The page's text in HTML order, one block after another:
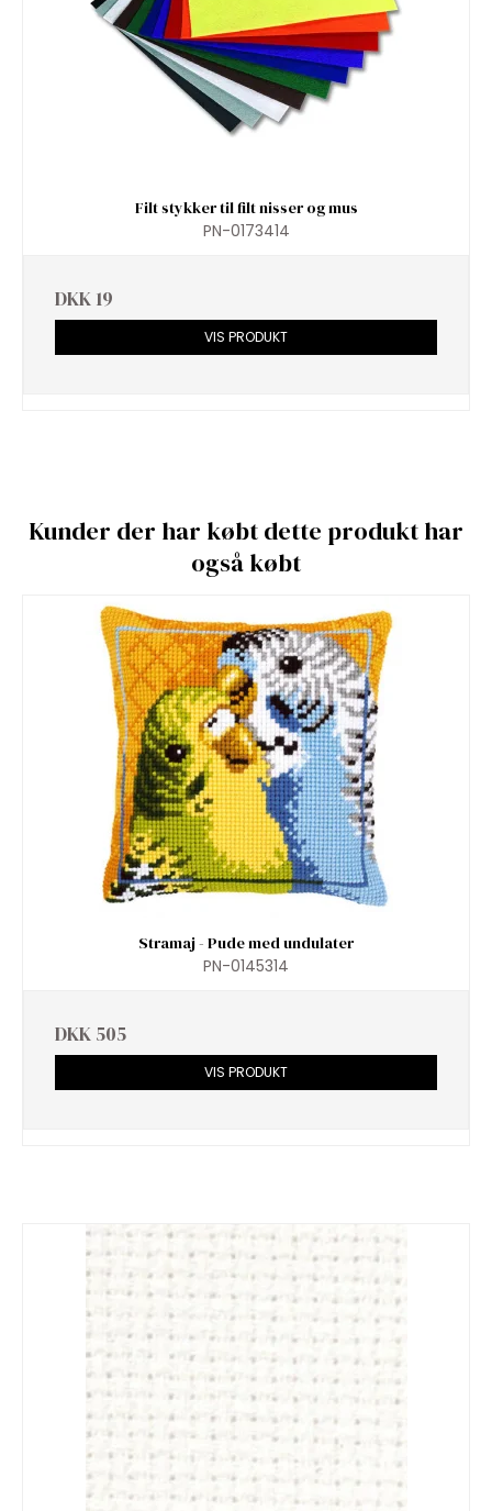
Filt stykker til filt nisser og mus
PN-0173414
DKK 19
VIS PRODUKT
Kunder der har købt dette produkt har
også købt
Stramaj - Pude med undulater
PN-0145314
DKK 505
VIS PRODUKT